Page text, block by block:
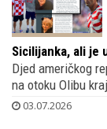
Sicilijanka, ali je
Djed američkog
na otoku Olibu
03.07.2026